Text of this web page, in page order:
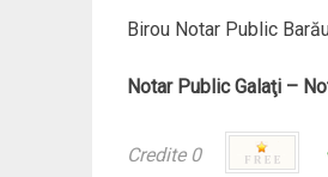
Birou Notar Public
Notar Public Galaţi –
Credite 0